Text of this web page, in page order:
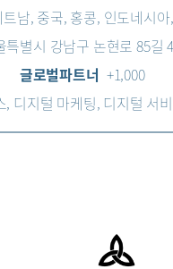
남, 중국, 홍콩, 인도네시
특별시 강남구 논현로 85길
글로벌파트너 +1,000
, 디지털 마케팅, 디지털 서